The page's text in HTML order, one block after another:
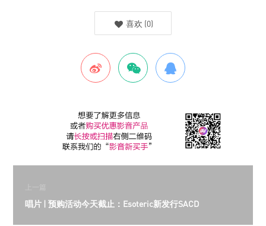
喜欢 (0)
上一篇
唱片 | 预购活动今天截止：Esoteric新发行SACD